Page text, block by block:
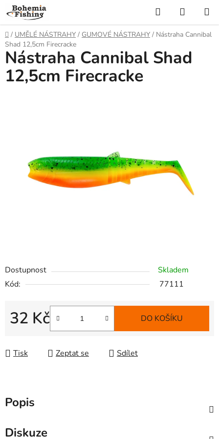
Přejít
na
obsah
Hledat
KOŠÍK
Domů
/ UMĚLÉ NÁSTRAHY / GUMOVÉ NÁSTRAHY / Nástraha Cannibal
Shad 12,5cm Firecracke
Dostupnost
Skladem
Kód:
77111
32 Kč
Měrná cena:
DO KOŠÍKU
Tisk Zeptat se Sdílet
Nástraha Cannibal Shad
12,5cm Firecracke
Popis
Diskuze